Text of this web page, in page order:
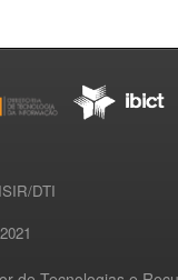
DTI